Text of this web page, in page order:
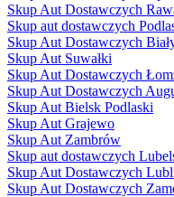
Skup Aut Dostawczych
Skup aut dostawczych
Skup Aut Dostawczych
Skup Aut Suwałki
Skup Aut Dostawczych
Skup Aut Dostawczych
Skup Aut Bielsk Podlaski
Skup Aut Grajewo
Skup Aut Zambrów
Skup aut dostawczych
Skup Aut Dostawczych
Skup Aut Dostawczych